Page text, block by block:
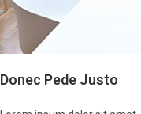
Donec Pede Justo